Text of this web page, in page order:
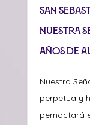
San
Nuestra
años de
Nuestra
perpetua y
pernoctará